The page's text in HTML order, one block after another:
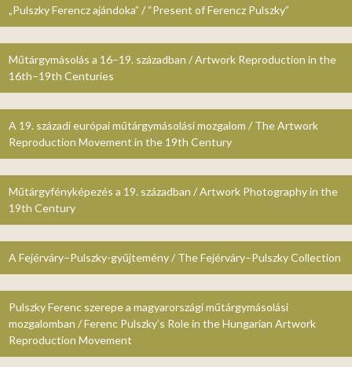
„Pulszky Ferencz ajándoka” / “Present of Ferencz Pulszky”
Műtárgymásolás a 16–19. században / Artwork Reproduction in the
16th–19th Centuries
A 19. századi európai műtárgymásolási mozgalom / The Artwork
Reproduction Movement in the 19th Century
Műtárgyfényképezés a 19. században / Artwork Photography in the
19th Century
A Fejérváry–Pulszky-gyűjtemény / The Fejérváry–Pulszky Collection
Pulszky Ferenc szerepe a magyarországi műtárgymásolási
mozgalomban / Ferenc Pulszky’s Role in the Hungarian Artwork
Reproduction Movement